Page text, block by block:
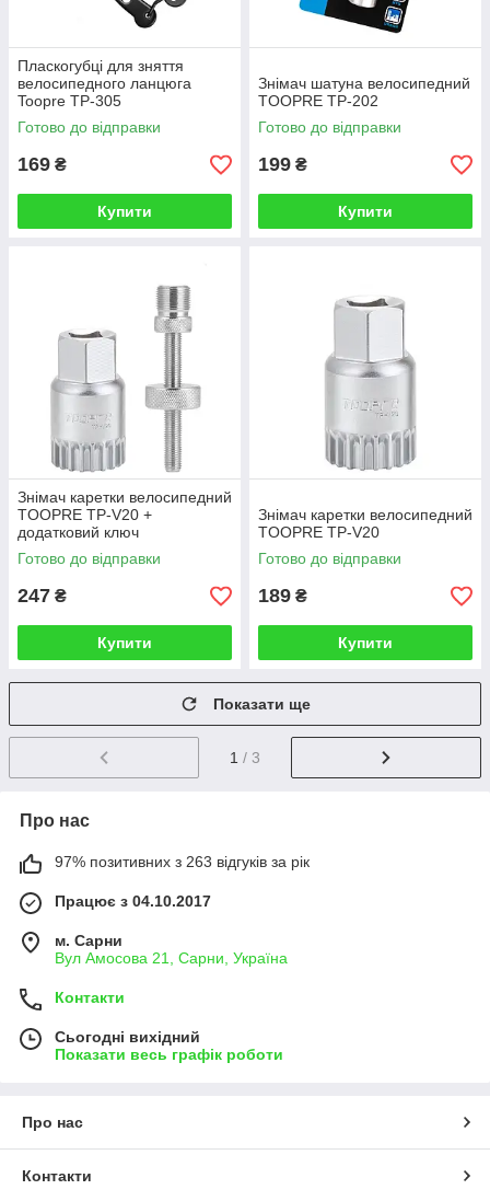
Пласкогубці для зняття
велосипедного ланцюга
Toopre TP-305
Готово до відправки
169 ₴
Купити
Знімач шатуна велосипедний
TOOPRE TP-202
Готово до відправки
199 ₴
Купити
Знімач каретки велосипедний
TOOPRE TP-V20 +
додатковий ключ
Готово до відправки
247 ₴
Купити
Знімач каретки велосипедний
TOOPRE TP-V20
Готово до відправки
189 ₴
Купити
Показати ще
1 / 3
Про нас
97% позитивних з 263 відгуків за рік
Працює з 04.10.2017
м. Сарни
Вул Амосова 21, Сарни, Україна
Контакти
Сьогодні вихідний
Показати весь графік роботи
Про нас
Контакти